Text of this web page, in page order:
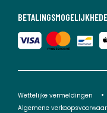
Wettelijke vermeldingen
Algemene